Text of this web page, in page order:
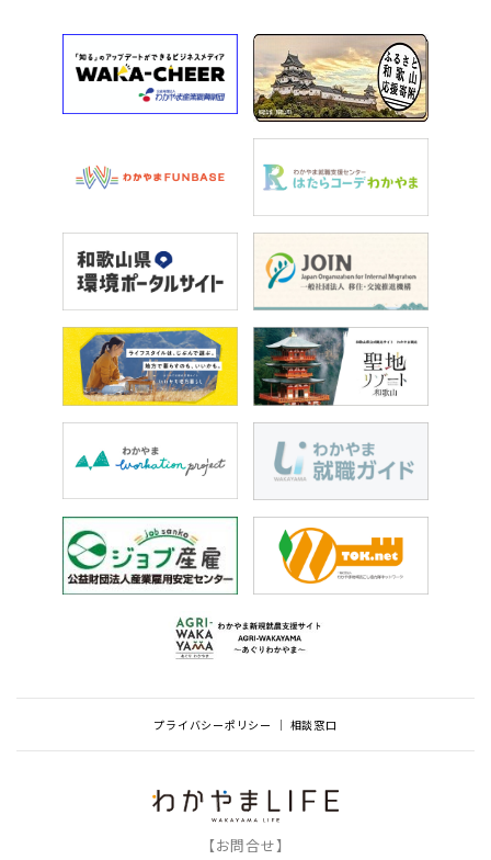
プライバシーポリシー 相談窓口
【お問合せ】